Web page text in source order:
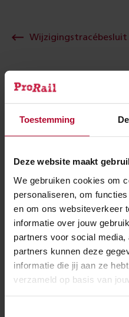
Toestemming
Deze website maakt
We gebruiken cookies om
personaliseren, om
en om ons websiteverkeer
informatie over jouw
partners voor social
partners kunnen deze
informatie die jij aan ze
verzameld op basis van
Wijzigingstracébesluit
De periode om beroep in
donderdag 7 april tot en
Hoe je dit kunt doen staat
Platform Participatie.
Ben je tevreden
deze pagina?